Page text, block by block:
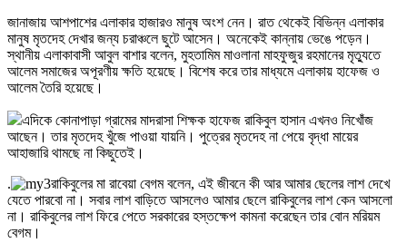
জানাজায় আশপাশের এলাকার হাজারও মানুষ অংশ নেন। রাত থেকেই বিভিন্ন এলাকার
মানুষ মৃতদেহ দেখার জন্য চরাঞ্চলে ছুটে আসেন। অনেকেই কান্নায় ভেঙে পড়েন।
স্থানীয় এলাকাবাসী আবুল বাশার বলেন, মুহতামিম মাওলানা মাহফুজুর রহমানের মৃত্যুতে
আলেম সমাজের অপূরণীয় ক্ষতি হয়েছে। বিশেষ করে তার মাধ্যমে এলাকায় হাফেজ ও
আলেম তৈরি হয়েছে।
এদিকে কোনাপাড়া গ্রামের মাদরাসা শিক্ষক হাফেজ রাকিবুল হাসান এখনও নিখোঁজ
আছেন। তার মৃতদেহ খুঁজে পাওয়া যায়নি। পুত্রের মৃতদেহ না পেয়ে বৃদ্ধা মায়ের
আহাজারি থামছে না কিছুতেই।
.
রাকিবুলের মা রাবেয়া বেগম বলেন, এই জীবনে কী আর আমার ছেলের লাশ দেখে
যেতে পারবো না। সবার লাশ বাড়িতে আসলেও আমার ছেলে রাকিবুলের লাশ কেন আসলো
না। রাকিবুলের লাশ ফিরে পেতে সরকারের হস্তক্ষেপ কামনা করেছেন তার বোন মরিয়ম
বেগম।